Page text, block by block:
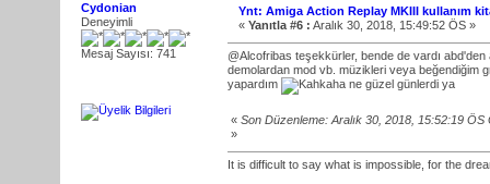
Cydonian
Deneyimli
Mesaj Sayısı: 741
Ynt: Amiga Action Replay MKIII kullanım
« Yanıtla #6 : Aralık 30, 2018, 15:49:52 ÖS »
@Alcofribas teşekkürler, bende de vardı
demolardan mod vb. müzikleri veya beğendiğim
yapardım
ne güzel günlerdi ya
« Son Düzenleme: Aralık 30, 2018, 15:52:19
»
It is difficult to say what is impossible, for the